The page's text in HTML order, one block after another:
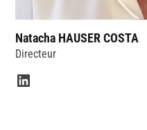
Natacha HAUSER COSTA
Directeur